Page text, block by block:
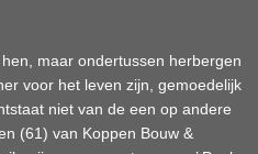
maar ondertussen herbergen
voor het leven zijn, gemoedelijk
niet van de een op andere
(61) van Koppen Bouw &